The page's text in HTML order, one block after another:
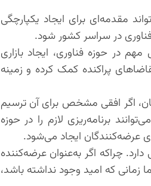
مقدمه‌ای برای ایجاد یکپارچگی
در سراسر کشور شود.
در حوزه فناوری، ایجاد بازاری
پراکنده کمک کرده و زمینه
اگر افقی مشخص برای آن ترسیم
برنامه‌ریزی لازم را در حوزه
عرضه‌کنندگان ایجاد می‌شود.
چراکه اگر به‌عنوان عرضه‌کننده
زمانی که امید وجود نداشته باشد،